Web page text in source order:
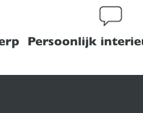
Persoonlijk